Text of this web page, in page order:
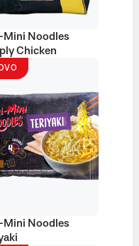
Mini Noodles
Chicken
Mini Noodles